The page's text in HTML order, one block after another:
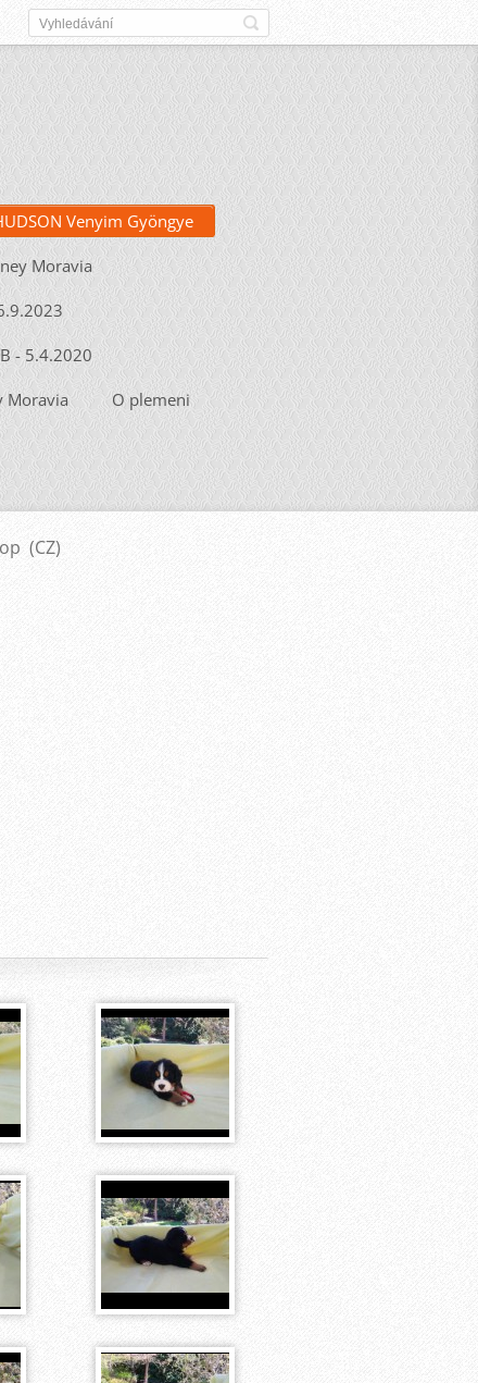
Venyim Gyöngye
Moravia
- 5.4.2020
Moravia O plemeni
(CZ)